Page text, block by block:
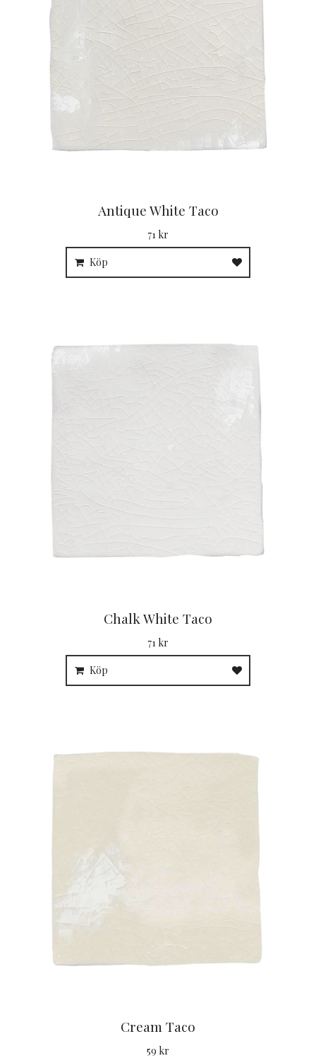
Antique White Taco
71 kr
Köp
Chalk White Taco
71 kr
Köp
Cream Taco
59 kr